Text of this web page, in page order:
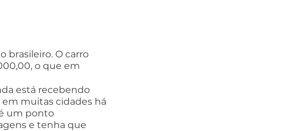
brasileiro. O carro
o que em
está recebendo
em muitas cidades há
um ponto
e tenha que